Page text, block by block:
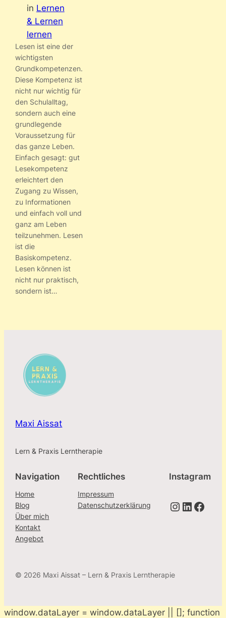
in Lernen
& Lernen
lernen
Lesen ist eine der
wichtigsten
Grundkompetenzen.
Diese Kompetenz ist
nicht nur wichtig für
den Schulalltag,
sondern auch eine
grundlegende
Voraussetzung für
das ganze Leben.
Einfach gesagt: gut
Lesekompetenz
erleichtert den
Zugang zu Wissen,
zu Informationen
und einfach voll und
ganz am Leben
teilzunehmen. Lesen
ist die
Basiskompetenz.
Lesen können ist
nicht nur praktisch,
sondern ist…
Maxi Aissat
Lern & Praxis Lerntherapie
Navigation
Home
Blog
Über mich
Kontakt
Angebot
Rechtliches
Impressum
Datenschutzerklärung
Instagram
Instagram LinkedIn Facebook
© 2026 Maxi Aissat – Lern & Praxis Lerntherapie
window.dataLayer = window.dataLayer || []; function